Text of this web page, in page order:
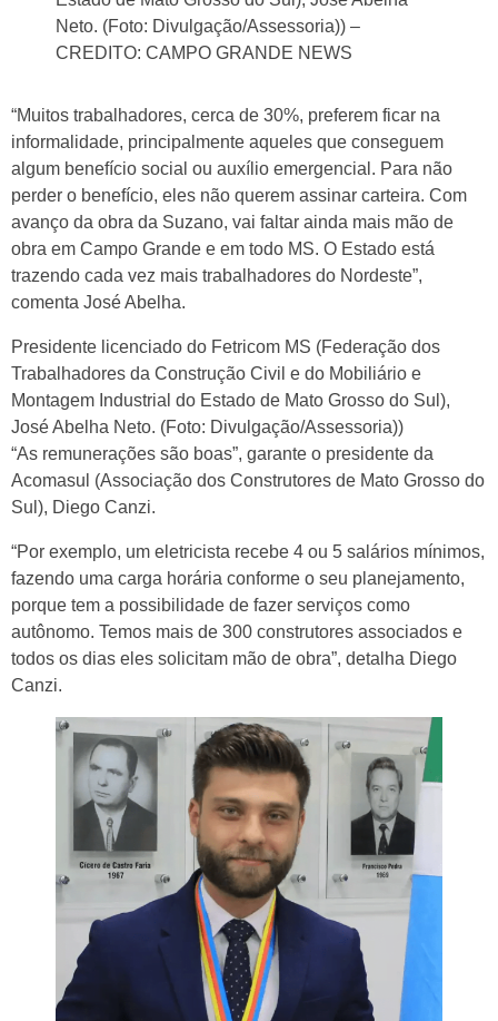
Neto. (Foto: Divulgação/Assessoria)) –
CREDITO: CAMPO GRANDE NEWS
“Muitos trabalhadores, cerca de 30%, preferem ficar na
informalidade, principalmente aqueles que conseguem
algum benefício social ou auxílio emergencial. Para não
perder o benefício, eles não querem assinar carteira. Com
avanço da obra da Suzano, vai faltar ainda mais mão de
obra em Campo Grande e em todo MS. O Estado está
trazendo cada vez mais trabalhadores do Nordeste”,
comenta José Abelha.
Presidente licenciado do Fetricom MS (Federação dos
Trabalhadores da Construção Civil e do Mobiliário e
Montagem Industrial do Estado de Mato Grosso do Sul),
José Abelha Neto. (Foto: Divulgação/Assessoria))
“As remunerações são boas”, garante o presidente da
Acomasul (Associação dos Construtores de Mato Grosso do
Sul), Diego Canzi.
“Por exemplo, um eletricista recebe 4 ou 5 salários mínimos,
fazendo uma carga horária conforme o seu planejamento,
porque tem a possibilidade de fazer serviços como
autônomo. Temos mais de 300 construtores associados e
todos os dias eles solicitam mão de obra”, detalha Diego
Canzi.